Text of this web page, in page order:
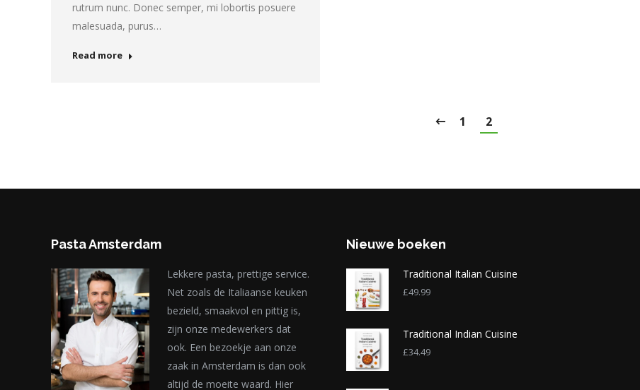
rutrum nunc. Donec semper, mi lobortis posuere
malesuada, purus…
Read more
1 2
Pasta Amsterdam
Lekkere pasta, prettige service.
Net zoals de Italiaanse keuken
bezield, smaakvol en pittig is,
zijn onze medewerkers dat
ook. Een bezoekje aan onze
zaak in Amsterdam is dan ook
altijd de moeite waard. Hier
Nieuwe boeken
Traditional Italian Cuisine
£49.99
Traditional Indian Cuisine
£34.49